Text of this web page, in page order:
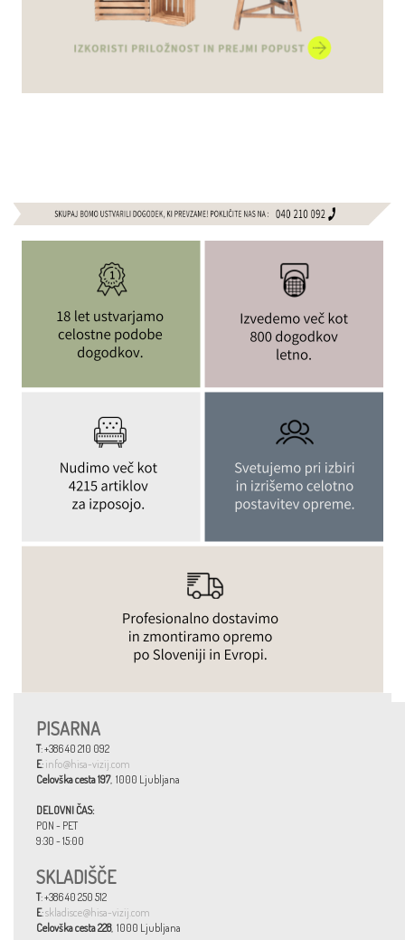
PISARNA
T: +386 40 210 092
E: info@hisa-vizij.com
Celovška cesta 197, 1000 Ljubljana
DELOVNI ČAS:
PON - PET
9:30 - 15:00
SKLADIŠČE
T: +386 40 250 512
E:skladisce@hisa-vizij.com
Celovška cesta 228, 1000 Ljubljana